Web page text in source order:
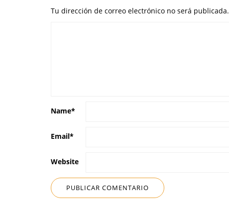
Tu dirección de correo electrónico no será publicada.
Name*
Email*
Website